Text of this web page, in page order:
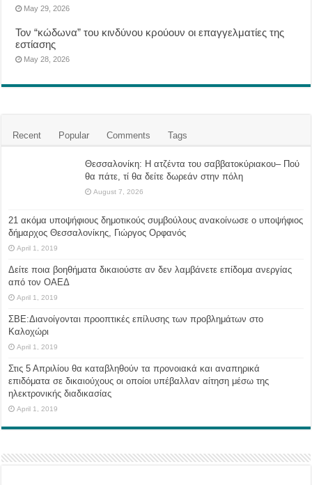
May 29, 2026
Τον “κώδωνα” του κινδύνου κρούουν οι επαγγελματίες της
εστίασης
May 28, 2026
Recent Popular Comments Tags
Θεσσαλονίκη: Η ατζέντα του σαββατοκύριακου– Πού
θα πάτε, τί θα δείτε δωρεάν στην πόλη
August 7, 2026
21 ακόμα υποψήφιους δημοτικούς συμβούλους ανακοίνωσε ο υποψήφιος
δήμαρχος Θεσσαλονίκης, Γιώργος Ορφανός
April 1, 2019
Δείτε ποια βοηθήματα δικαιούστε αν δεν λαμβάνετε επίδομα ανεργίας
από τον ΟΑΕΔ
April 1, 2019
ΣΒΕ:Διανοίγονται προοπτικές επίλυσης των προβλημάτων στο
Καλοχώρι
April 1, 2019
Στις 5 Απριλίου θα καταβληθούν τα προνοιακά και αναπηρικά
επιδόματα σε δικαιούχους οι οποίοι υπέβαλλαν αίτηση μέσω της
ηλεκτρονικής διαδικασίας
April 1, 2019